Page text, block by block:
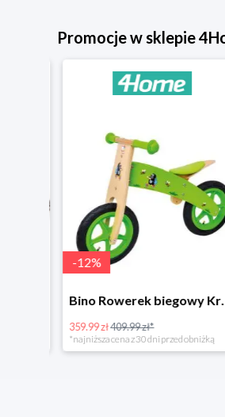
Promocje w sklepie
12%
Bino Rowerek biegowy Krecik
359.99 zł409.99 zł*
*najniższa cena z 30 dni przed obniżką